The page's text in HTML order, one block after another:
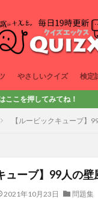
やさしいクイズ 検定
【ルービックキューブ】
ューブ】99人の
2021年10月23日
問題集